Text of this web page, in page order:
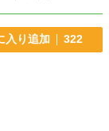
入り追加 322